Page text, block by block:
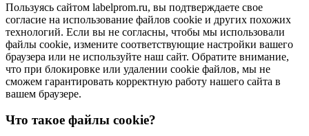
Пользуясь сайтом labelprom.ru, вы подтверждаете свое
согласие на использование файлов cookie и других похожих
технологий. Если вы не согласны, чтобы мы использовали
файлы cookie, измените соответствующие настройки вашего
браузера или не используйте наш сайт. Обратите внимание,
что при блокировке или удалении cookie файлов, мы не
сможем гарантировать корректную работу нашего сайта в
вашем браузере.
Что такое файлы cookie?